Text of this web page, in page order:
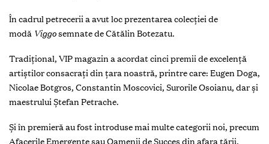
În cadrul petrecerii a avut loc prezentarea colecției de
modă Viggosemnate de Cătălin Botezatu.
Tradițional, VIP magazin a acordat cinci premii de excelență
artiștilor consacrați din țara noastră, printre care: Eugen Doga,
Nicolae Botgros, Constantin Moscovici, Surorile Osoianu, dar și
maestrului Ștefan Petrache.
Și în premieră au fost introduse mai multe categorii noi, precum
Afacerile Emergente sau Oamenii de Succes din afara țării,